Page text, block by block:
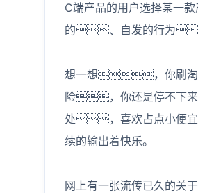
C端产品的用户选择某
的、自发的行为
想一想，你刷淘
险，你还是停不下
处，喜欢占点小便
续的输出着快乐。
网上有一张流传已久的